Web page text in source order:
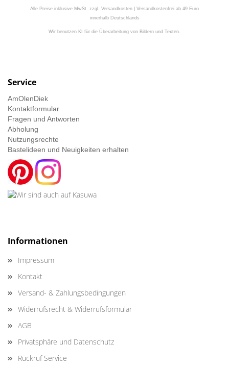
Alle Preise inklusive MwSt. zzgl. Versandkosten | Versandkostenfrei ab 49 Euro
innerhalb Deutschlands
Wir benutzen KI für die Überarbeitung von Bildern und Texten.
Service
AmOlenDiek
Kontaktformular
Fragen und Antworten
Abholung
Nutzungsrechte
Bastelideen und Neuigkeiten erhalten
Informationen
Impressum
Kontakt
Versand- & Zahlungsbedingungen
Widerrufsrecht & Widerrufsformular
AGB
Privatsphäre und Datenschutz
Rückruf Service